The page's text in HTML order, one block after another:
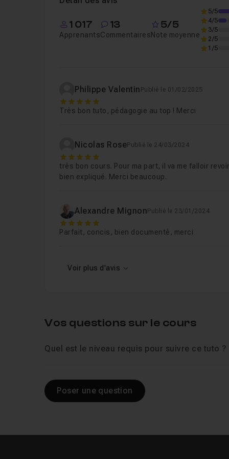
Chapitre 6 : La Programmation Orientée
Chapitre 8 : Aide et ressources en python
Chapitre 9 : Gestion des données avec les
Chapitre 10 : Manipuler les chaines de
Chapitre 11 : Python et base de données
1 017
Apprenants
13
Commentaires
5/5
Note moyenne
5/5
4/5
3/5
2/5
1/5
Philippe Valentin Publié le 01/02/2025
5
Très bon tuto, pédagogie au top ! Merci
Nicolas RosePublié le 24/03/2024
5
très bon cours. Pour ma part, il va me falloir
bien expliqué. Merci beaucoup.
Alexandre Mignon Publié le 23/01/2024
5
Parfait, concis, bien documenté, merci
Voir plus d'avis
Vos questions sur le cours
Quel est le niveau requis pour suivre ce tuto ?
Poser une question